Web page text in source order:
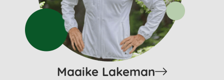
Maaike Lakeman